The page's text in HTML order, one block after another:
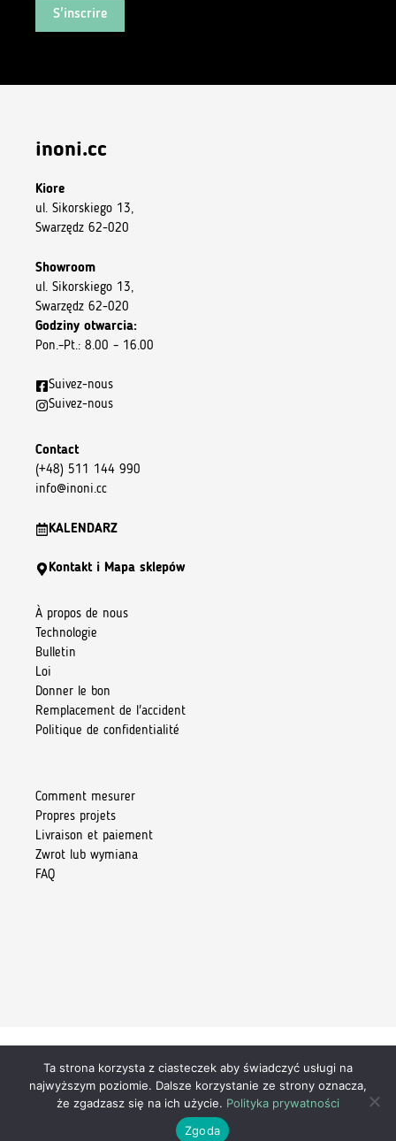
S'inscrire
inoni.cc
Kiore
ul. Sikorskiego 13,
Swarzędz 62-020
Showroom
ul. Sikorskiego 13,
Swarzędz 62-020
Godziny otwarcia:
Pon.–Pt.: 8.00 – 16.00
Suivez-nous
Suivez-nous
Contact
(+48) 511 144 990
info@inoni.cc
KALENDARZ
Kontakt i Mapa sklepów
À propos de nous
Technologie
Bulletin
Loi
Donner le bon
Remplacement de l'accident
Politique de confidentialité
Comment mesurer
Propres projets
Livraison et paiement
Zwrot lub wymiana
FAQ
Copyright 2026 © Kiore Tomasz Skoczylas
Ta strona korzysta z ciasteczek aby świadczyć usługi na
najwyższym poziomie. Dalsze korzystanie ze strony oznacza,
że zgadzasz się na ich użycie. Polityka prywatności
Zgoda